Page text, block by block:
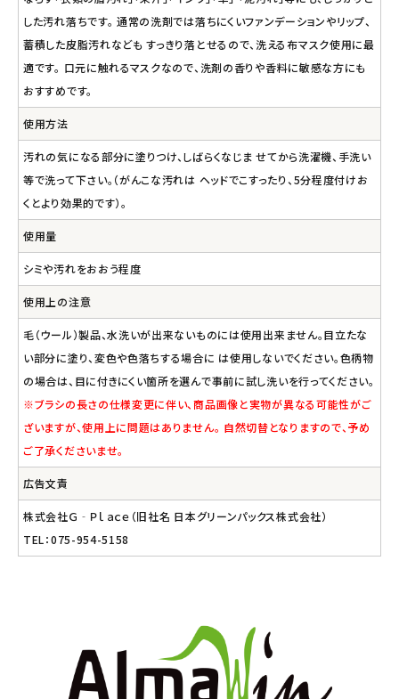
した汚れ落ちです。 通常の洗剤では落ちにくいファンデーションやリップ、
蓄積した皮脂汚れなども すっきり落とせるので、洗える布マスク使用に最
適です。 口元に触れるマスクなので、洗剤の香りや香料に敏感な方にも
おすすめです。
使用方法
汚れの気になる部分に塗りつけ、しばらくなじま せてから洗濯機、手洗い
等で洗って下さい。（がんこな汚れは ヘッドでこすったり、5分程度付けお
くとより効果的です）。
使用量
シミや汚れをおおう程度
使用上の注意
毛（ウール）製品、水洗いが出来ないものには使用出来ません。目立たな
い部分に塗り、変色や色落ちする場合に は使用しないでください。色柄物
の場合は、目に付きにくい箇所を選んで事前に試し洗いを行ってください。
※ブラシの長さの仕様変更に伴い、商品画像と実物が異なる可能性がご
ざいますが、使用上に問題はありません。 自然切替となりますので、予め
ご了承くださいませ。
広告文責
株式会社Ｇ‐Ｐｌａｃｅ（旧社名 日本グリーンパックス株式会社）
TEL：075-954-5158